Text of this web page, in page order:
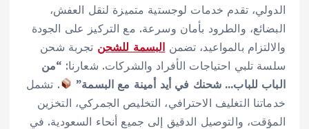
الدولي، تقدم خدمات لوجستية متميزة لنقل العفش،
البضائع، والطرود بأمان وسرعة. مع التركيز على الجودة
والالتزام بالمواعيد، تضمن البسمة للشحن تجربة شحن
سلسة تلبي احتياجات الأفراد والشركات. شعارنا: “من
الباب للباب… شحنك في أيد أمينة مع البسمة”
. تشمل
خدماتنا التغليف الاحترافي، التخليص الجمركي، التخزين
المؤقت، والتوصيل الدقيق إلى جميع أنحاء السعودية. في